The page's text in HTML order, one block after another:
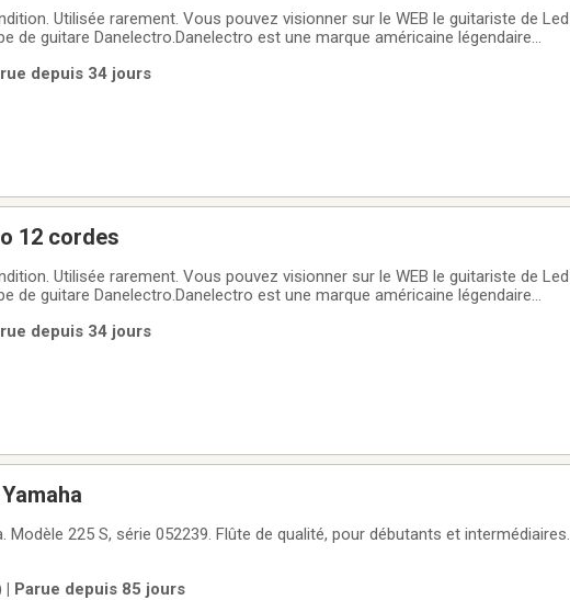
Utilisée rarement. Vous pouvez visionner sur le WEB le guitariste de Led
de guitare Danelectro.Danelectro est une marque américaine légendaire
des
depuis 34 jours
12 cordes
Utilisée rarement. Vous pouvez visionner sur le WEB le guitariste de Led
de guitare Danelectro.Danelectro est une marque américaine légendaire
des
depuis 34 jours
Modèle 225 S, série 052239. Flûte de qualité, pour débutants et intermédiaires.
Parue depuis 85 jours